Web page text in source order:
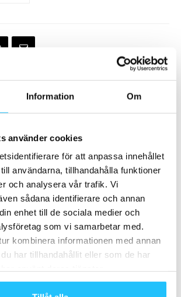
Information Om
använder cookies
för att anpassa innehållet
användarna, tillhandahålla funktioner
och analysera vår trafik. Vi
sådana identifierare och annan
enhet till de sociala medier och
som vi samarbetar med.
kombinera informationen med annan
har tillhandahållit eller som de har
Brian van den Brink